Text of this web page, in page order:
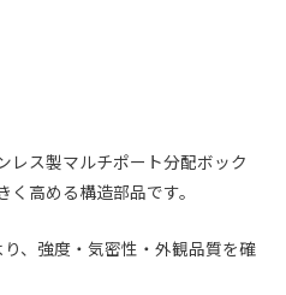
レス製マルチポート分配ボック
高める構造部品です。
、強度・気密性・外観品質を確